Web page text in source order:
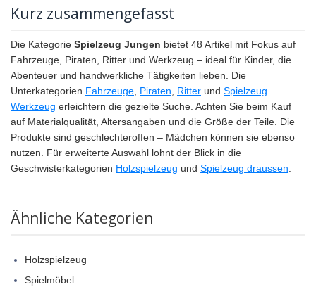
Kurz zusammengefasst
Die Kategorie Spielzeug Jungen bietet 48 Artikel mit Fokus auf
Fahrzeuge, Piraten, Ritter und Werkzeug – ideal für Kinder, die
Abenteuer und handwerkliche Tätigkeiten lieben. Die
Unterkategorien Fahrzeuge, Piraten, Ritter und Spielzeug
Werkzeug erleichtern die gezielte Suche. Achten Sie beim Kauf
auf Materialqualität, Altersangaben und die Größe der Teile. Die
Produkte sind geschlechteroffen – Mädchen können sie ebenso
nutzen. Für erweiterte Auswahl lohnt der Blick in die
Geschwisterkategorien Holzspielzeug und Spielzeug draussen.
Ähnliche Kategorien
Holzspielzeug
Spielmöbel